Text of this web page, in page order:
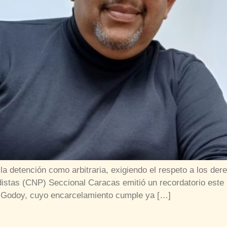
detención como arbitraria, exigiendo el respeto a los
(CNP) Seccional Caracas emitió un recordatorio
cuyo encarcelamiento cumple ya […]